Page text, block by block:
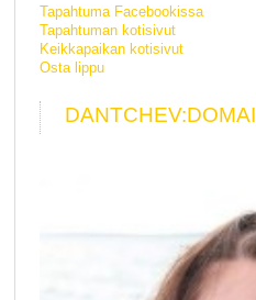
Tapahtuma Facebookissa
Tapahtuman kotisivut
Keikkapaikan kotisivut
Osta lippu